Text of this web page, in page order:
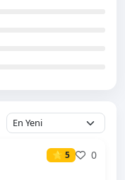
⭐ 5
0